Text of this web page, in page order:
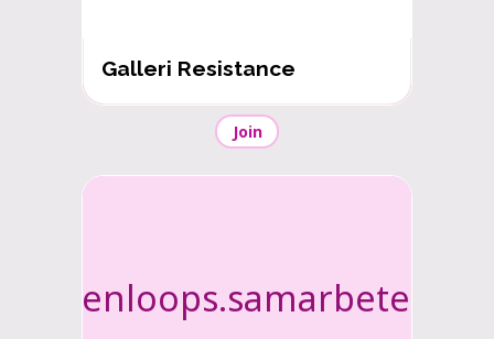
Galleri Resistance
Join
gardenloops.samarbetet.org